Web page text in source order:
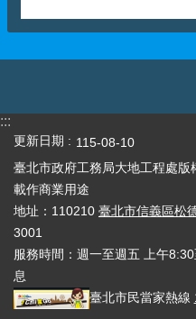
:::
更新日期
115-08-10
臺北市政府工務局大地工程處
載作商業用途
地址：110210 臺北市信義區松
3001
服務時間：週一至週五 上午
息
臺北市民當家熱線